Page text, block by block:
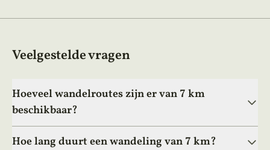
Veelgestelde vragen
Hoeveel wandelroutes zijn er van 7 km
beschikbaar?
Hoe lang duurt een wandeling van 7 km?